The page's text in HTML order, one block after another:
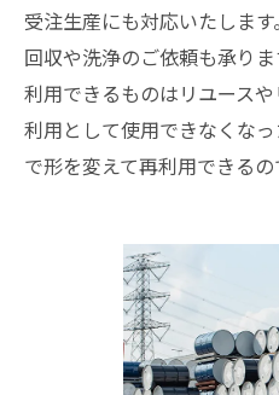
受注生産にも対応いたしま
回収や洗浄のご依頼も承り
利用できるものはリユース
利用として使用できなくな
で形を変えて再利用できるの